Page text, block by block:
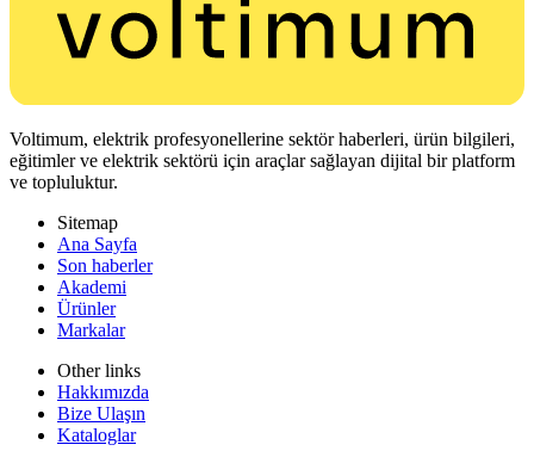
Voltimum, elektrik profesyonellerine sektör haberleri, ürün bilgileri,
eğitimler ve elektrik sektörü için araçlar sağlayan dijital bir platform
ve topluluktur.
Sitemap
Ana Sayfa
Son haberler
Akademi
Ürünler
Markalar
Other links
Hakkımızda
Bize Ulaşın
Kataloglar